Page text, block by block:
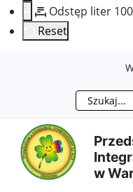
Odstęp liter 100
Reset
treści
głównej
menu
mapy
strony
Szukaj
w